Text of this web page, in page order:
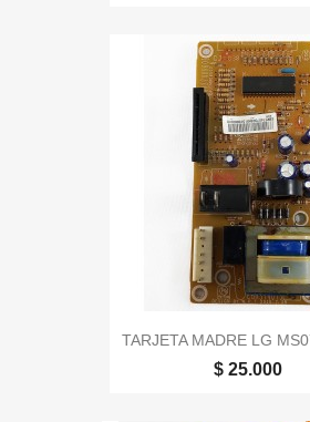
TARJETA MADRE LG
$ 25.000